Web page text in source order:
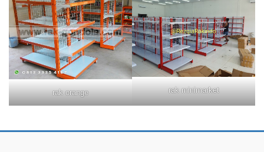
rak orange rak minimarket